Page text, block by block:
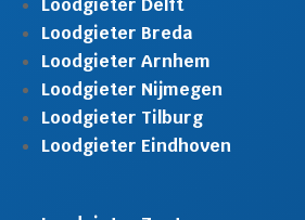
Loodgieter Delft
Loodgieter Breda
Loodgieter Arnhem
Loodgieter Nijmegen
Loodgieter Tilburg
Loodgieter Eindhoven